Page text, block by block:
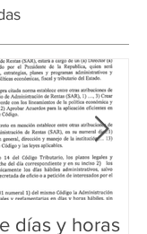
días y horas